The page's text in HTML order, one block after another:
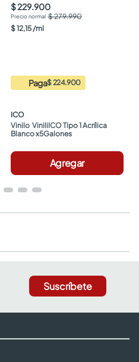
$ 229.900
$ 279.990
$12,15 /ml
Paga$ 224.900
ICO
Vinilo  ViniliICO Tipo 1 Acrílica
Blanco x5Galones
Agregar
Suscríbete